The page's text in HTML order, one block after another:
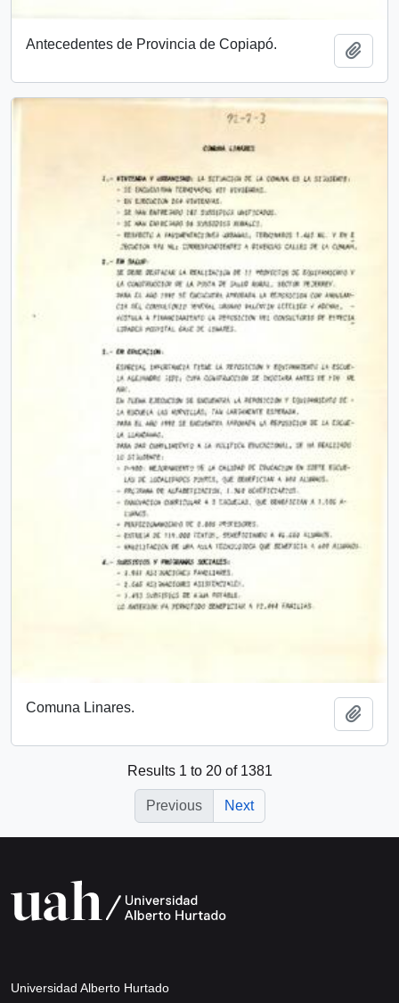
Antecedentes de Provincia de Copiapó.
Comuna Linares.
Results 1 to 20 of 1381
Previous Next
Universidad Alberto Hurtado